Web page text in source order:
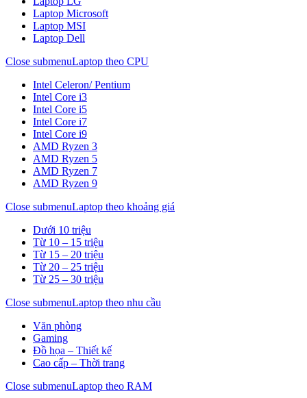
Laptop Microsoft
Laptop MSI
Laptop Dell
Close submenuLaptop theo CPU
Intel Celeron/ Pentium
Intel Core i3
Intel Core i5
Intel Core i7
Intel Core i9
AMD Ryzen 3
AMD Ryzen 5
AMD Ryzen 7
AMD Ryzen 9
Close submenuLaptop theo khoảng giá
Dưới 10 triệu
Từ 10 – 15 triệu
Từ 15 – 20 triệu
Từ 20 – 25 triệu
Từ 25 – 30 triệu
Close submenuLaptop theo nhu cầu
Văn phòng
Gaming
Đồ họa – Thiết kế
Cao cấp – Thời trang
Close submenuLaptop theo RAM